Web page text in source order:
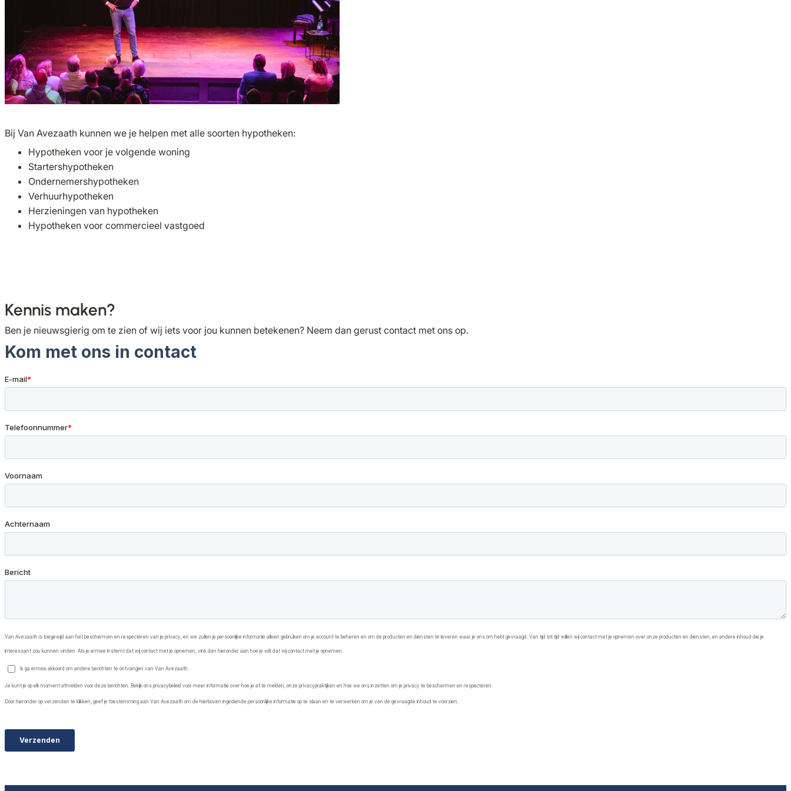
Bij Van Avezaath kunnen we je helpen met alle soorten hypotheken:
Hypotheken voor je volgende woning
Startershypotheken
Ondernemershypotheken
Verhuurhypotheken
Herzieningen van hypotheken
Hypotheken voor commercieel vastgoed
Kennis maken?
Ben je nieuwsgierig om te zien of wij iets voor jou kunnen betekenen? Neem dan gerust contact met ons op.